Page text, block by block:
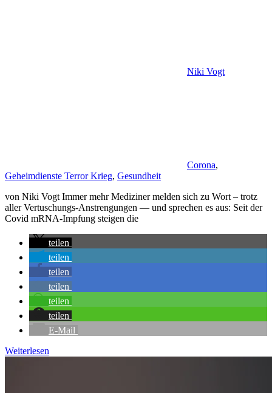
Niki Vogt
Corona,
Geheimdienste Terror Krieg, Gesundheit
von Niki Vogt Immer mehr Mediziner melden sich zu Wort – trotz
aller Vertuschungs-Anstrengungen — und sprechen es aus: Seit der
Covid mRNA-Impfung steigen die
teilen
teilen
teilen
teilen
teilen
teilen
E-Mail
Weiterlesen